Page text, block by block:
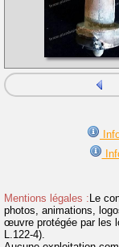
Mentions légales : Le
photos, animations,
œuvre protégée par les
L.122-4).